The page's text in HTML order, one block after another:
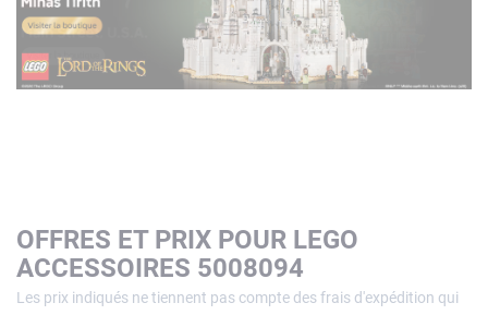
OFFRES ET PRIX POUR LEGO
ACCESSOIRES 5008094
Les prix indiqués ne tiennent pas compte des frais d'expédition qui